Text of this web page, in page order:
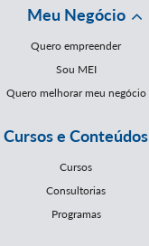
Meu Negócio
Quero empreender
Sou MEI
Quero melhorar meu negócio
Cursos e Conteúdos
Cursos
Consultorias
Programas